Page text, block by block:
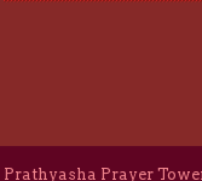
Prathyasha Prayer